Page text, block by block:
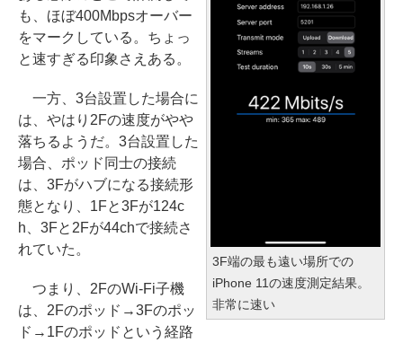
3F端の最も遠い場所での
iPhone 11の速度測定結果。
非常に速い
も、ほぼ400Mbpsオーバー
をマークしている。ちょっ
と速すぎる印象さえある。
一方、3台設置した場合に
は、やはり2Fの速度がやや
落ちるようだ。3台設置した
場合、ポッド同士の接続
は、3Fがハブになる接続形
態となり、1Fと3Fが124c
h、3Fと2Fが44chで接続さ
れていた。
つまり、2FのWi-Fi子機
は、2Fのポッド→3Fのポッ
ド→1Fのポッドという経路